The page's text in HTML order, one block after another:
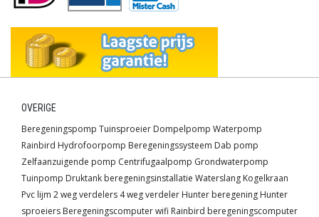
OVERIGE
Beregeningspomp Tuinsproeier Dompelpomp Waterpomp
Rainbird Hydrofoorpomp Beregeningssysteem Dab pomp
Zelfaanzuigende pomp Centrifugaalpomp Grondwaterpomp
Tuinpomp Druktank beregeningsinstallatie Waterslang Kogelkraan
Pvc lijm 2 weg verdelers 4 weg verdeler Hunter beregening Hunter
sproeiers Beregeningscomputer wifi Rainbird beregeningscomputer